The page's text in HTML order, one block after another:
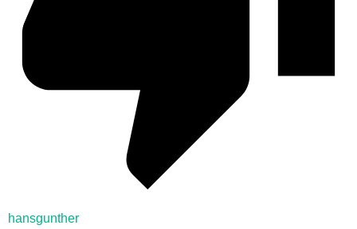
hansgunther